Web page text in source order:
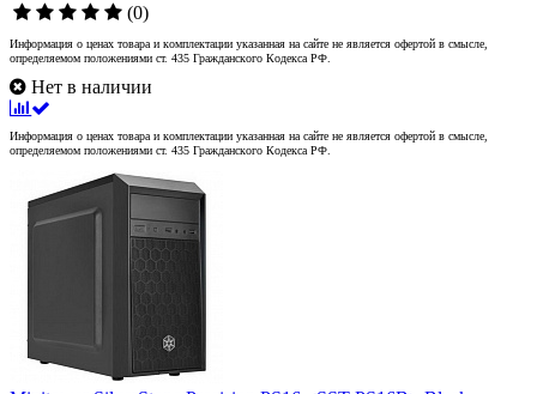
(0)
Информация о ценах товара и комплектации указанная на сайте не является офертой в смысле,
определяемом положениями ст. 435 Гражданского Кодекса РФ.
Нет в наличии
Информация о ценах товара и комплектации указанная на сайте не является офертой в смысле,
определяемом положениями ст. 435 Гражданского Кодекса РФ.